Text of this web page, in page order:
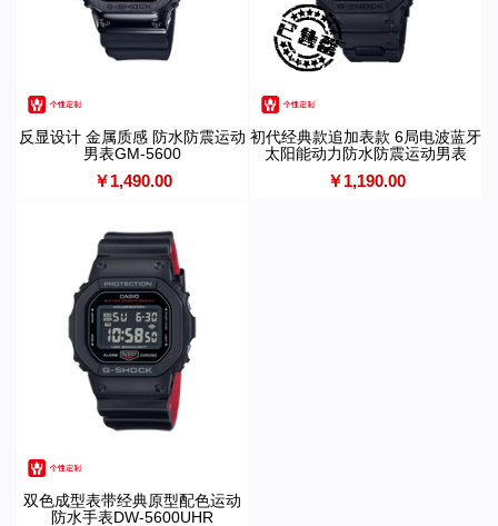
反显设计 金属质感 防水防震运动
男表GM-5600
￥1,490.00
初代经典款追加表款 6局电波蓝牙
太阳能动力防水防震运动男表
GW-B5600
￥1,190.00
双色成型表带经典原型配色运动
防水手表DW-5600UHR